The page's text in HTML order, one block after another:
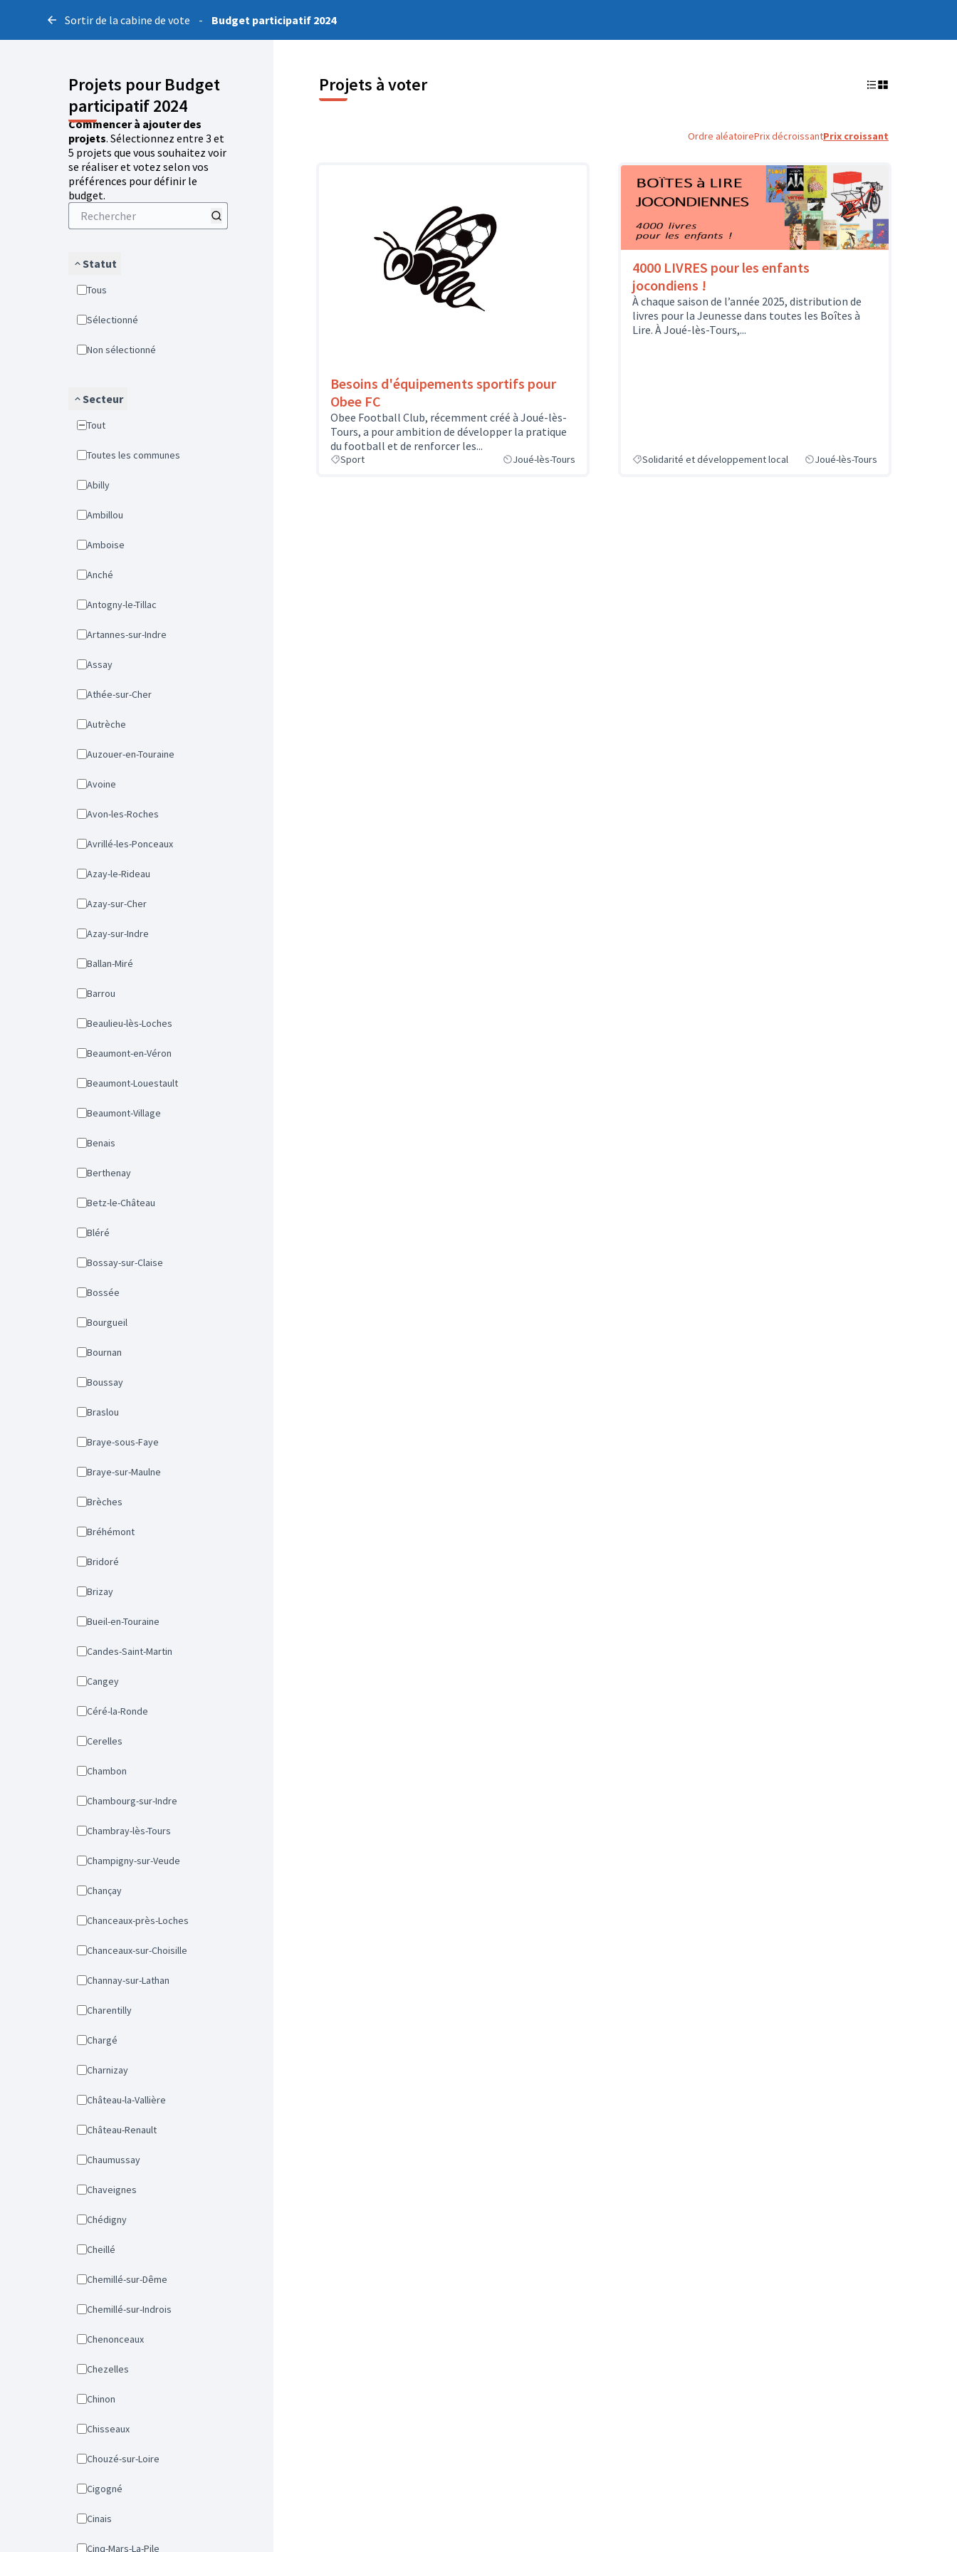
Sortir de la cabine de vote - Budget participatif 2024
Projets pour Budget
participatif 2024
Commencer à ajouter des
projets. Sélectionnez entre 3 et
5 projets que vous souhaitez voir
se réaliser et votez selon vos
préférences pour définir le
budget.
Statut
Tous
Sélectionné
Non sélectionné
Secteur
Tout
Toutes les communes
Abilly
Ambillou
Amboise
Anché
Antogny-le-Tillac
Artannes-sur-Indre
Assay
Athée-sur-Cher
Autrèche
Auzouer-en-Touraine
Avoine
Avon-les-Roches
Avrillé-les-Ponceaux
Azay-le-Rideau
Azay-sur-Cher
Azay-sur-Indre
Ballan-Miré
Barrou
Beaulieu-lès-Loches
Beaumont-en-Véron
Beaumont-Louestault
Beaumont-Village
Benais
Berthenay
Betz-le-Château
Bléré
Bossay-sur-Claise
Bossée
Bourgueil
Bournan
Boussay
Braslou
Braye-sous-Faye
Braye-sur-Maulne
Brèches
Bréhémont
Bridoré
Brizay
Bueil-en-Touraine
Candes-Saint-Martin
Cangey
Céré-la-Ronde
Cerelles
Chambon
Chambourg-sur-Indre
Chambray-lès-Tours
Champigny-sur-Veude
Chançay
Chanceaux-près-Loches
Chanceaux-sur-Choisille
Channay-sur-Lathan
Charentilly
Chargé
Charnizay
Château-la-Vallière
Château-Renault
Chaumussay
Chaveignes
Chédigny
Cheillé
Chemillé-sur-Dême
Chemillé-sur-Indrois
Chenonceaux
Chezelles
Chinon
Chisseaux
Chouzé-sur-Loire
Cigogné
Cinais
Cinq-Mars-La-Pile
Projets à voter
Ordre aléatoirePrix décroissantPrix croissant
Besoins d'équipements sportifs pour
Obee FC
Obee Football Club, récemment créé à Joué-lès-
Tours, a pour ambition de développer la pratique
du football et de renforcer les...
Sport Joué-lès-Tours
4000 LIVRES pour les enfants
jocondiens !
À chaque saison de l’année 2025, distribution de
livres pour la Jeunesse dans toutes les Boîtes à
Lire. À Joué-lès-Tours,...
Solidarité et développement local Joué-lès-Tours